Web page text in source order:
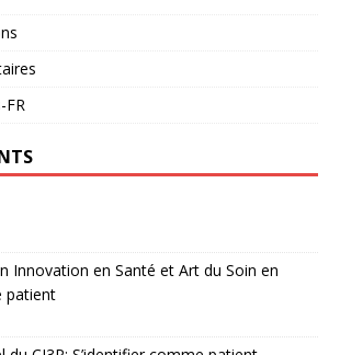
FR
Innovation en Santé et Art du Soin en
patient